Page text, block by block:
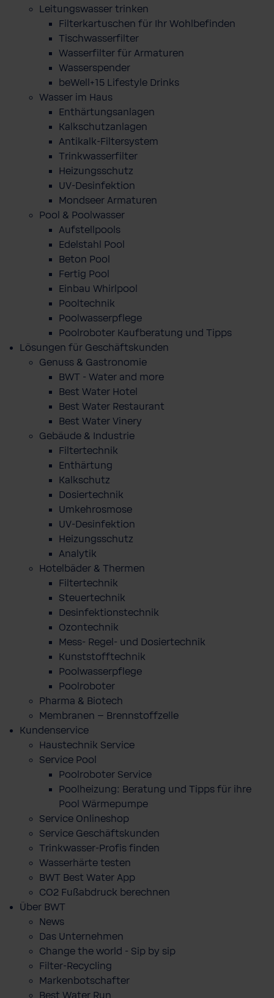
Leitungswasser trinken
Filterkartuschen für Ihr Wohlbefinden
Tischwasserfilter
Wasserfilter für Armaturen
Wasserspender
beWell+15 Lifestyle Drinks
Wasser im Haus
Enthärtungsanlagen
Kalkschutzanlagen
Antikalk-Filtersystem
Trinkwasserfilter
Heizungsschutz
UV-Desinfektion
Mondseer Armaturen
Pool & Poolwasser
Aufstellpools
Edelstahl Pool
Beton Pool
Fertig Pool
Einbau Whirlpool
Pooltechnik
Poolwasserpflege
Poolroboter Kaufberatung und Tipps
Lösungen für Geschäftskunden
Genuss & Gastronomie
BWT - Water and more
Best Water Hotel
Best Water Restaurant
Best Water Vinery
Gebäude & Industrie
Filtertechnik
Enthärtung
Kalkschutz
Dosiertechnik
Umkehrosmose
UV-Desinfektion
Heizungsschutz
Analytik
Hotelbäder & Thermen
Filtertechnik
Steuertechnik
Desinfektionstechnik
Ozontechnik
Mess- Regel- und Dosiertechnik
Kunststofftechnik
Poolwasserpflege
Poolroboter
Pharma & Biotech
Membranen – Brennstoffzelle
Kundenservice
Haustechnik Service
Service Pool
Poolroboter Service
Poolheizung: Beratung und Tipps für ihre
Pool Wärmepumpe
Service Onlineshop
Service Geschäftskunden
Trinkwasser-Profis finden
Wasserhärte testen
BWT Best Water App
CO2 Fußabdruck berechnen
Über BWT
News
Das Unternehmen
Change the world - Sip by sip
Filter-Recycling
Markenbotschafter
Best Water Run